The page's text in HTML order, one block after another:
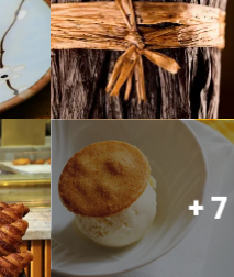
+ 7